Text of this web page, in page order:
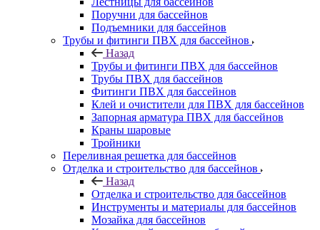
Поручни для бассейнов
Подъемники для бассейнов
Трубы и фитинги ПВХ для бассейнов
Назад
Трубы и фитинги ПВХ для бассейнов
Трубы ПВХ для бассейнов
Фитинги ПВХ для бассейнов
Клей и очистители для ПВХ для бассейнов
Запорная арматура ПВХ для бассейнов
Краны шаровые
Тройники
Переливная решетка для бассейнов
Отделка и строительство для бассейнов
Назад
Отделка и строительство для бассейнов
Инструменты и материалы для бассейнов
Мозайка для бассейнов